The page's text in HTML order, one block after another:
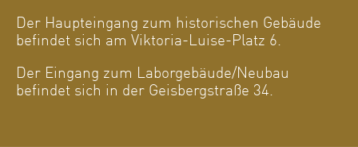
Der Haupteingang zum historischen Gebäude
befindet sich am Viktoria-Luise-Platz 6.
Der Eingang zum Laborgebäude/Neubau
befindet sich in der Geisbergstraße 34.